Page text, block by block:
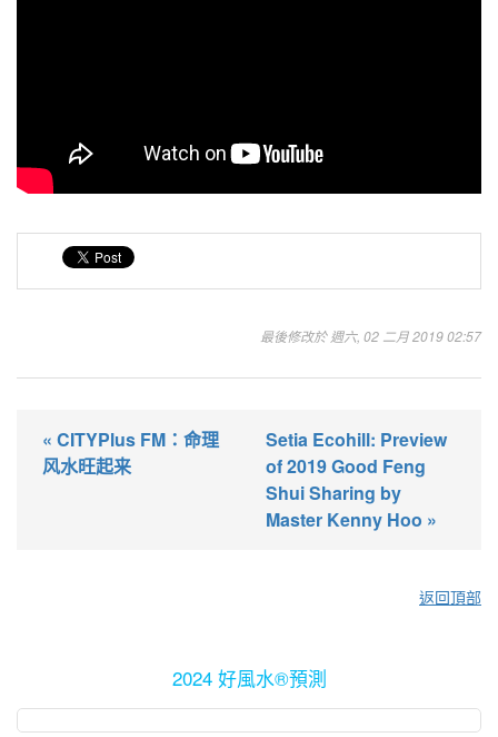
最後修改於 週六, 02 二月 2019 02:57
« CITYPlus FM：命理
风水旺起来
Setia Ecohill: Preview
of 2019 Good Feng
Shui Sharing by
Master Kenny Hoo »
返回頂部
2024 好風水®預測